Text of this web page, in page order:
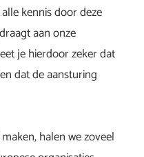
kennis door deze
aan onze
je hierdoor zeker dat
dat de aansturing
halen we zoveel